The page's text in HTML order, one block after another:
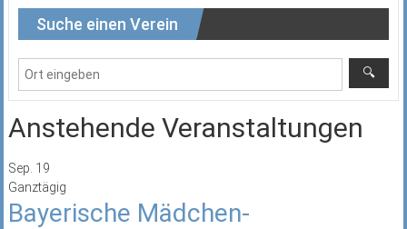
Suche einen Verein
Anstehende Veranstaltungen
Sep. 19
Ganztägig
Bayerische Mädchen-